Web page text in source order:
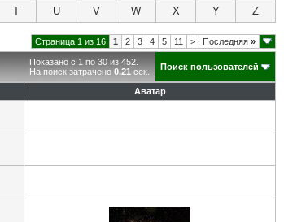
T U V W X Y Z
Страница 1 из 16 1 2 3 4 5 11 > Последняя »
Показано с 1 по 30 из 452.
На поиск затрачено 0.21 сек. Поиск пользователей
Аватар